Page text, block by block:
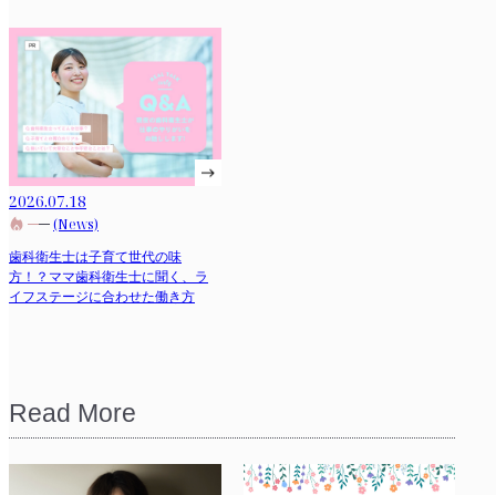
2026.07.18
(News)
歯科衛生士は子育て世代の味
方！？ママ歯科衛生士に聞く、ラ
イフステージに合わせた働き方
Read More